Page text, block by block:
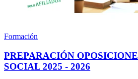
Formación
PREPARACIÓN
SOCIAL 2025 - 2026